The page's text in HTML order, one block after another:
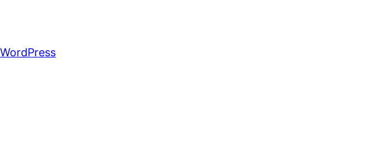
WordPress